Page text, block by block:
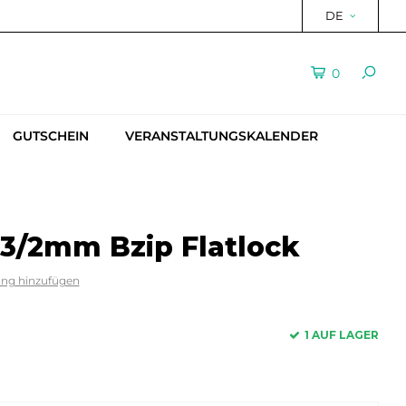
DE
0
GUTSCHEIN VERANSTALTUNGSKALENDER
2mm Bzip Flatlock
hinzufügen
1 AUF LAGER